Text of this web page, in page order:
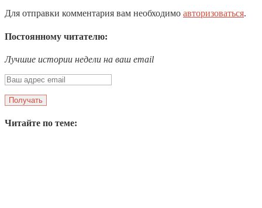
Для отправки комментария вам необходимо авторизоваться.
Постоянному читателю:
Лучшие истории недели на ваш email
Читайте по теме: